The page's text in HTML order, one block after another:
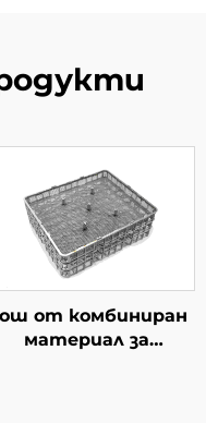
от комбиниран
материал за